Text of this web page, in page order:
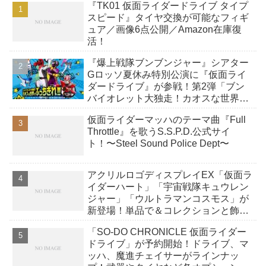
『TK01 仮面ライダードライブ タイプ
スピード』タイヤ交換が可能なフィギ
ュア／画像6点公開／Amazon在庫復
活！
『爆上戦隊ブンブンジャー』シアター
Gロッソ夏休み特別公演に『仮面ライ
ダードライブ』が参戦！第2弾「ブン
バイオレット大独走！カオスな世界で
仮面ライダーマッハのテーマ曲『Full
Throttle』を歌うS.S.P.D.公式サイ
ト！〜Steel Sound Police Dept〜
アクリルロゴディスプレイEX「仮面ラ
イダーハート」「宇宙戦隊キュウレン
ジャー」「ウルトラマンコスモス」が
新登場！単品で＆コレクションと飾る
「SO-DO CHRONICLE 仮面ライダー
ドライブ」が予約開始！ドライブ、マ
ッハ、魔進チェイサーがラインナッ